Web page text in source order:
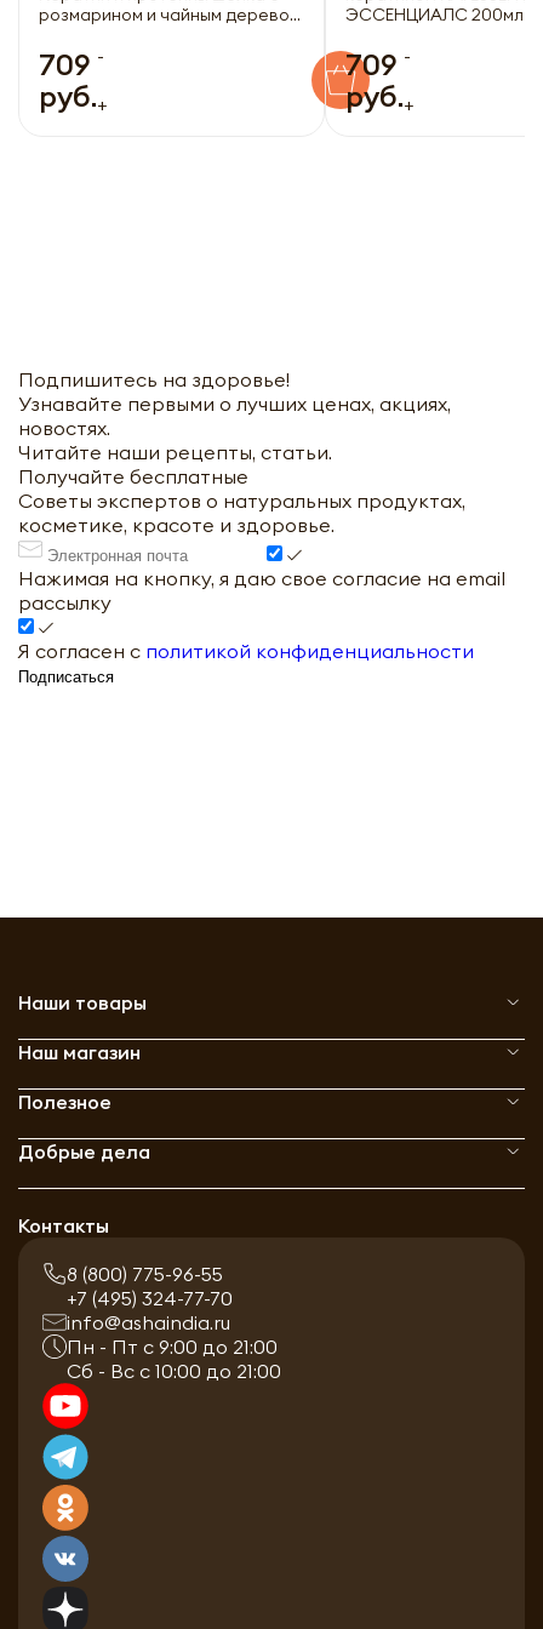
розмарином и чайным деревом
ЭССЕНЦИАЛС 200мл
709
руб.
-
+
ЭССЕНЦИАЛС 200мл
709
руб.
-
+
Подпишитесь на здоровье!
Узнавайте первыми о лучших ценах, акциях,
новостях.
Читайте наши рецепты, статьи.
Получайте бесплатные
Советы экспертов о натуральных продуктах,
косметике, красоте и здоровье.
Нажимая на кнопку, я даю свое согласие на email
рассылку
Я согласен с политикой конфиденциальности
Подписаться
Наши товары
Наш магазин
Полезное
Добрые дела
Контакты
8 (800) 775-96-55
+7 (495) 324-77-70
info@ashaindia.ru
Пн - Пт с 9:00 до 21:00
Сб - Вс с 10:00 до 21:00